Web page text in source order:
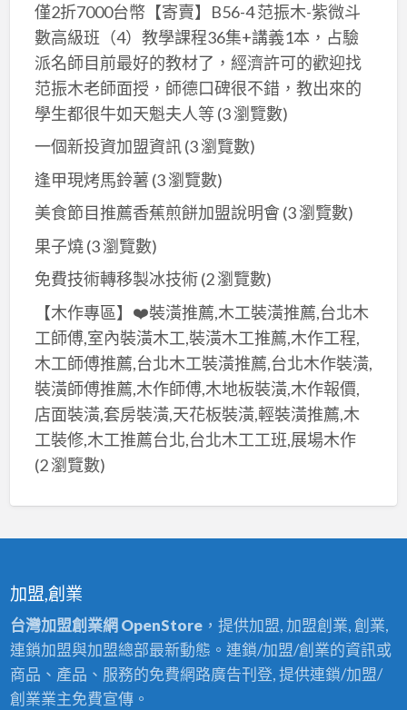
僅2折7000台幣【寄賣】B56-4 范振木-紫微斗
數高級班（4）教學課程36集+講義1本，占驗
派名師目前最好的教材了，經濟許可的歡迎找
范振木老師面授，師德口碑很不錯，教出來的
學生都很牛如天魁夫人等(3 瀏覽數)
一個新投資加盟資訊(3 瀏覽數)
逢甲現烤馬鈴薯 (3 瀏覽數)
美食節目推薦香蕉煎餅加盟說明會 (3 瀏覽數)
果子燒(3 瀏覽數)
免費技術轉移製冰技術(2 瀏覽數)
【木作專區】❤️裝潢推薦,木工裝潢推薦,台北木
工師傅,室內裝潢木工,裝潢木工推薦,木作工程,
木工師傅推薦,台北木工裝潢推薦,台北木作裝潢,
裝潢師傅推薦,木作師傅,木地板裝潢,木作報價,
店面裝潢,套房裝潢,天花板裝潢,輕裝潢推薦,木
工裝修,木工推薦台北,台北木工工班,展場木作
(2 瀏覽數)
加盟,創業
台灣加盟創業網 OpenStore，提供加盟, 加盟創業, 創業,
連鎖加盟與加盟總部最新動態。連鎖/加盟/創業的資訊或
商品、產品、服務的免費網路廣告刊登, 提供連鎖/加盟/
創業業主免費宣傳。